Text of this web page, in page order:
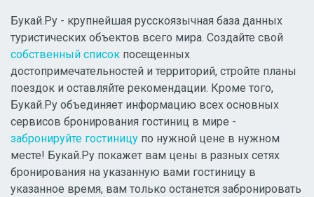
Букай.Ру - крупнейшая русскоязычная база данных
туристических объектов всего мира. Создайте свой
собственный список посещенных
достопримечательностей и территорий, стройте планы
поездок и оставляйте рекомендации. Кроме того,
Букай.Ру объединяет информацию всех основных
сервисов бронирования гостиниц в мире -
забронируйте гостиницу по нужной цене в нужном
месте! Букай.Ру покажет вам цены в разных сетях
бронирования на указанную вами гостиницу в
указанное время, вам только останется забронировать